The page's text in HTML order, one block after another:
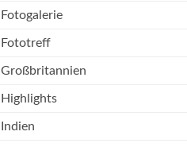
Fotogalerie
Fototreff
Großbritannien
Highlights
Indien